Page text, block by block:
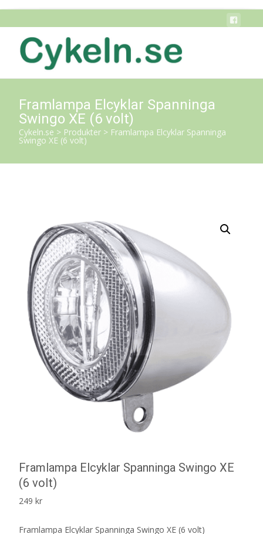
Framlampa Elcyklar Spanninga
Swingo XE (6 volt)
Cykeln.se > Produkter > Framlampa Elcyklar Spanninga
Swingo XE (6 volt)
Framlampa Elcyklar Spanninga Swingo XE
(6 volt)
249 kr
Framlampa Elcyklar Spanninga Swingo XE (6 volt)